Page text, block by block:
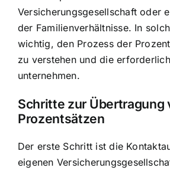
Versicherungsgesellschaft oder
der Familienverhältnisse. In
wichtig, den Prozess der
zu verstehen und die
unternehmen.
Schritte zur Übertragung
Prozentsätzen
Der erste Schritt ist die
eigenen